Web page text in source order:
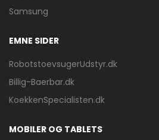
Samsung
EMNE SIDER
RobotstoevsugerUdstyr.dk
Billig-Baerbar.dk
KoekkenSpecialisten.dk
MOBILER OG TABLETS